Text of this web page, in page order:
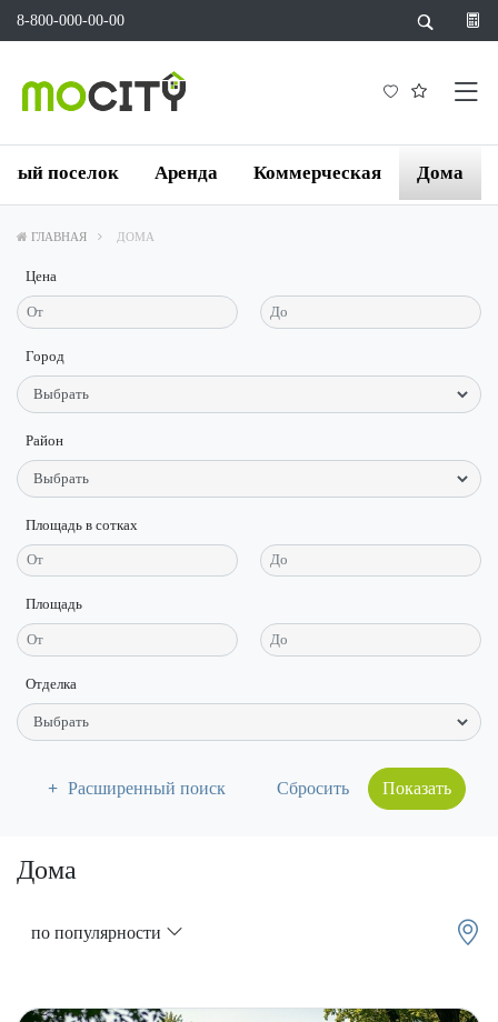
8-800-000-00-00
поселок Аренда Коммерческая Дома
ГЛАВНАЯ ДОМА
Цена
Город
Район
Площадь в сотках
Площадь
Отделка
Расширенный поиск Показать
Дома
по популярности